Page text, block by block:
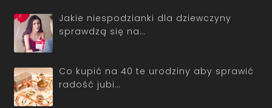
Jakie niespodzianki dla dziewczyny
sprawdzą się na…
Co kupić na 40 te urodziny aby sprawić
radość jubi…